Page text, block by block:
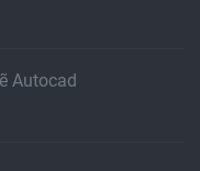
Autocad